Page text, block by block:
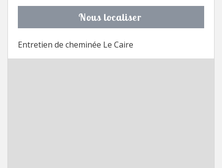
Nous localiser
Entretien de cheminée Le Caire